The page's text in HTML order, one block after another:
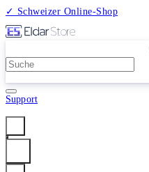
✓ Schweizer Online-Shop
Support